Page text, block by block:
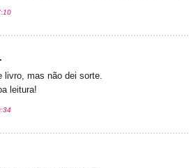
livro, mas não dei sorte.
leitura!